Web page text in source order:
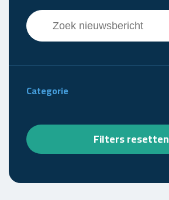
Zoeken - nieuws
Search content
Categorie
Filters resetten